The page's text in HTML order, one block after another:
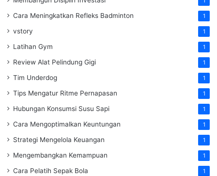
Cara Meningkatkan Refleks Badminton 1
vstory 1
Latihan Gym 1
Review Alat Pelindung Gigi 1
Tim Underdog 1
Tips Mengatur Ritme Pernapasan 1
Hubungan Konsumsi Susu Sapi 1
Cara Mengoptimalkan Keuntungan 1
Strategi Mengelola Keuangan 1
Mengembangkan Kemampuan 1
Cara Pelatih Sepak Bola 1